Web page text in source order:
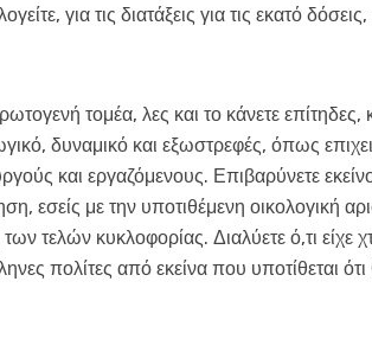
για τις διατάξεις για τις εκατό
τομέα, λες και το κάνετε επίτηδες,
δυναμικό και εξωστρεφές, όπως
και εργαζόμενους. Επιβαρύνετε
εσείς με την υποτιθέμενη οικολογική
τελών κυκλοφορίας. Διαλύετε ό,τι είχε
πολίτες από εκείνα που υποτίθεται